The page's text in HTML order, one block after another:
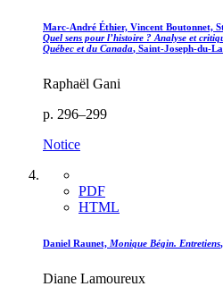
Marc-André Éthier, Vincent Boutonnet,
Quel sens pour l’histoire ? Analyse et
Québec et du Canada, Saint-Joseph-du-
Raphaël Gani
p. 296–299
Notice
PDF
HTML
Daniel Raunet, Monique Bégin. Entretiens
Diane Lamoureux